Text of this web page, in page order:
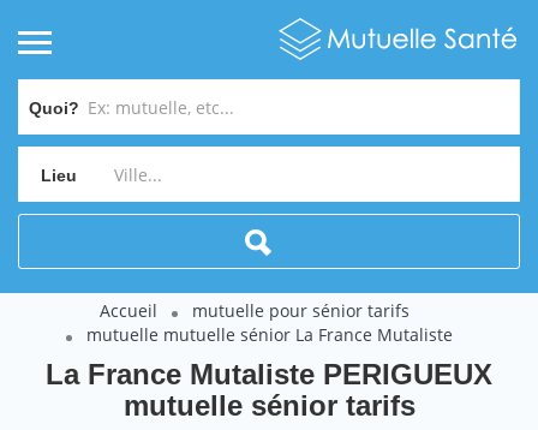
Quoi?
Lieu
Accueil
mutuelle pour sénior tarifs
mutuelle mutuelle sénior La France Mutaliste
La France Mutaliste PERIGUEUX
mutuelle sénior tarifs